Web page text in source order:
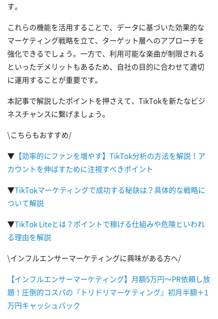
す。
これらの機能を活用することで、データに基づいた効果的な
マーケティング戦略を立て、ターゲット層へのアプローチを
強化できるでしょう。一方で、利用可能な楽曲が制限される
といったデメリットもあるため、自社の目的に合わせて適切
に運用することが重要です。
本記事で解説したポイントを押さえて、TikTokを新たなビジ
ネスチャンスに繋げましょう。
\こちらもおすすめ/
▼ 【効率的にファンを増やす】TikTok分析の方法を解説！ア
カウントを伸ばすために注視すべきポイント
▼TikTokマーケティングで成功する秘訣は？具体的な戦略に
ついて解説
▼TikTok Liteとは？ポイントで稼げる仕組みや危険といわれ
る理由を解説
\インフルエンサーマーケティングに興味がある方へ/
【インフルエンサーマーケティング】月額5万円～PR依頼し放
題！圧倒的コスパの『トリドリマーケティング』初月半額＋1
万円キャッシュバック